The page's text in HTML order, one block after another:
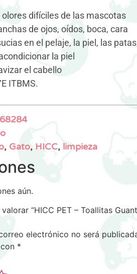
olores difíciles de las mascotas
de ojos, oídos, boca, cara
en el pelaje, la piel, las
la piel
el cabello
ITBMS.
, Gato, HICC, limpieza
aún.
“HICC PET – Toallitas
electrónico no será
*